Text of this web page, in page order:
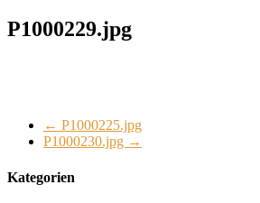
P1000229.jpg
← P1000225.jpg
P1000230.jpg →
Kategorien